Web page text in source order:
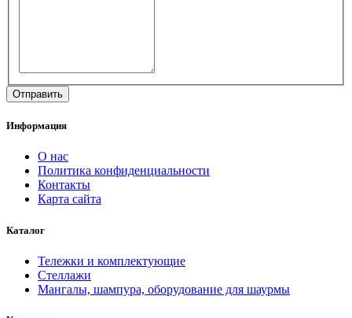
Информация
О нас
Политика конфиденциальности
Контакты
Карта сайта
Каталог
Тележки и комплектующие
Стеллажи
Мангалы, шампура, оборудование для шаурмы